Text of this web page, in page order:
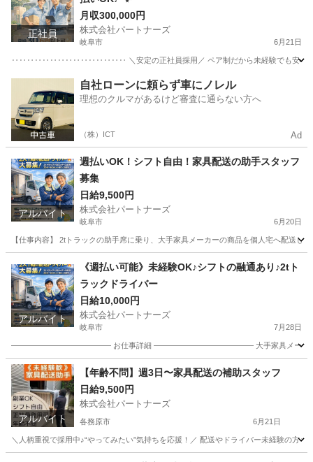
正社員
月収300,000円
株式会社パートナーズ
岐阜市 6月21日
‥‥‥‥‥‥‥‥‥‥‥‥‥‥‥ ＼安定の正社員採用／ ペア制だから未経験でも安心
配送
自社ローンに頼らず車にノレル
理想のクルマがあるけど審査に通らない方へ
（株）ICT Ad
アルバイト
週払いOK！シフト自由！家具配送の助手スタッフ
募集
日給9,500円
株式会社パートナーズ
岐阜市 6月20日
【仕事内容】 2tトラックの助手席に乗り、大手家具メーカーの商品を個人宅へ配送
配送 スタッフ
アルバイト
《週払い可能》未経験OK♪シフトの融通あり♪2tト
ラックドライバー
日給10,000円
株式会社パートナーズ
岐阜市 7月28日
――――――――――――― お仕事詳細 ――――――――――――― 大手家具メーカーの家具を 2
岐阜 岐阜市 配送 トラック
アルバイト
【年齢不問】週3日〜家具配送の補助スタッフ
日給9,500円
株式会社パートナーズ
各務原市 6月21日
＼人柄重視で採用中♪“やってみたい”気持ちを応援！／ 配送やドライバー未経験の方